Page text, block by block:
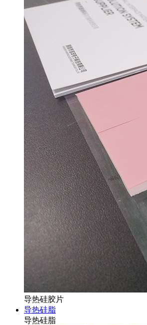
导热硅胶片
导热硅脂
导热硅脂